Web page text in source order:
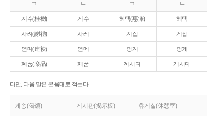
ㄱ ㄴ ㄱ ㄴ
계수(桂樹) 게수 혜택(惠澤) 헤택
사례(謝禮) 사레 계집 게집
연몌(連袂) 연메 핑계 핑게
폐품(廢品) 페품 계시다 게시다
다만, 다음 말은 본음대로 적는다.
게송(偈頌) 게시판(揭示板) 휴게실(休憩室)